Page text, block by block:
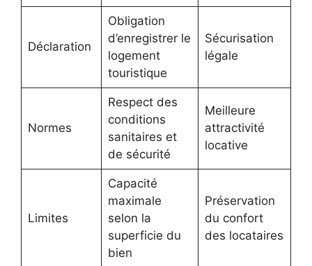
Déclaration
Obligation
d’enregistrer le
logement
touristique
Sécurisation
légale
Normes
Respect des
conditions
sanitaires et
de sécurité
Meilleure
attractivité
locative
Limites
Capacité
maximale
selon la
superficie du
bien
Préservation
du confort
des locataires